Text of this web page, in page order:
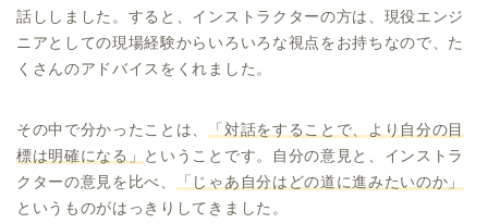
話ししました。すると、インストラクターの方は、現役エンジ
ニアとしての現場経験からいろいろな視点をお持ちなので、た
くさんのアドバイスをくれました。
その中で分かったことは、
「対話をすることで、より自分の目
標は明確になる」
ということです。自分の意見と、インストラ
クターの意見を比べ、
「じゃあ自分はどの道に進みたいのか」
というものがはっきりしてきました。